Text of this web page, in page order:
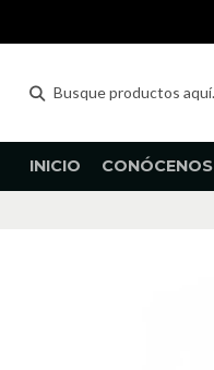
INICIO CONÓCENOS